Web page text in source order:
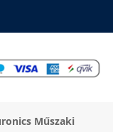
Műszaki